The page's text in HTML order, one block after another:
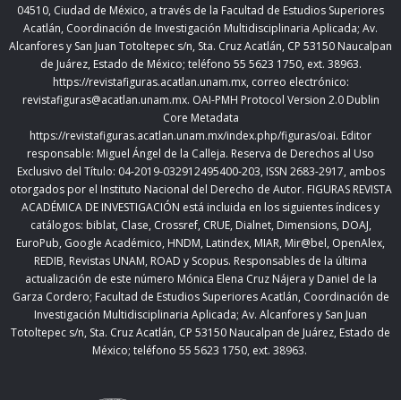
04510, Ciudad de México, a través de la Facultad de Estudios Superiores
Acatlán, Coordinación de Investigación Multidisciplinaria Aplicada; Av.
Alcanfores y San Juan Totoltepec s/n, Sta. Cruz Acatlán, CP 53150 Naucalpan
de Juárez, Estado de México; teléfono 55 5623 1750, ext. 38963.
https://revistafiguras.acatlan.unam.mx, correo electrónico:
revistafiguras@acatlan.unam.mx. OAI-PMH Protocol Version 2.0 Dublin
Core Metadata
https://revistafiguras.acatlan.unam.mx/index.php/figuras/oai. Editor
responsable: Miguel Ángel de la Calleja. Reserva de Derechos al Uso
Exclusivo del Título: 04-2019-032912495400-203, ISSN 2683-2917, ambos
otorgados por el Instituto Nacional del Derecho de Autor. FIGURAS REVISTA
ACADÉMICA DE INVESTIGACIÓN está incluida en los siguientes índices y
catálogos: biblat, Clase, Crossref, CRUE, Dialnet, Dimensions, DOAJ,
EuroPub, Google Académico, HNDM, Latindex, MIAR, Mir@bel, OpenAlex,
REDIB, Revistas UNAM, ROAD y Scopus. Responsables de la última
actualización de este número Mónica Elena Cruz Nájera y Daniel de la
Garza Cordero; Facultad de Estudios Superiores Acatlán, Coordinación de
Investigación Multidisciplinaria Aplicada; Av. Alcanfores y San Juan
Totoltepec s/n, Sta. Cruz Acatlán, CP 53150 Naucalpan de Juárez, Estado de
México; teléfono 55 5623 1750, ext. 38963.